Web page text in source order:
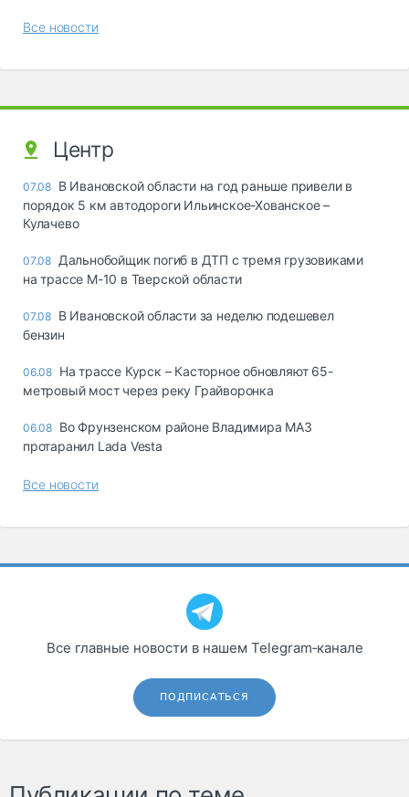
Все новости
Центр
07.08 В Ивановской области на год раньше привели в
порядок 5 км автодороги Ильинское-Хованское –
Кулачево
07.08 Дальнобойщик погиб в ДТП с тремя грузовиками
на трассе М-10 в Тверской области
07.08 В Ивановской области за неделю подешевел
бензин
06.08 На трассе Курск – Касторное обновляют 65-
метровый мост через реку Грайворонка
06.08 Во Фрунзенском районе Владимира МАЗ
протаранил Lada Vesta
Все новости
Все главные новости в нашем Telegram‑канале
ПОДПИСАТЬСЯ